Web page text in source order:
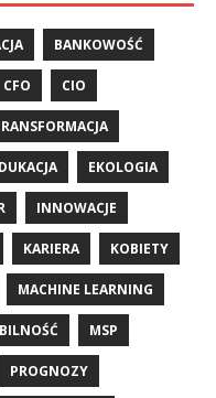
BANKOWOŚĆ
CFO CIO
EKOLOGIA
INNOWACJE
KARIERA KOBIETY
MACHINE LEARNING
MSP
PROGNOZY